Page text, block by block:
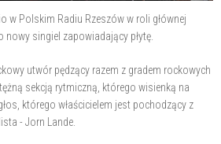
w Polskim Radiu Rzeszów w roli głównej
nowy singiel zapowiadający płytę.
utwór pędzący razem z gradem rockowych
sekcją rytmiczną, którego wisienką na
którego właścicielem jest pochodzący z
- Jorn Lande.